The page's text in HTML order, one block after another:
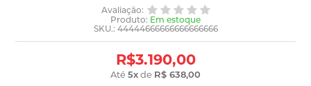
Avaliação:
Produto: Em estoque
SKU.: 44444666666666666666
R$3.190,00
Até5xde R$ 638,00